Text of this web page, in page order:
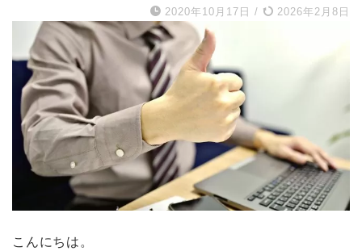
2020年10月17日 / 2026年2月8日
こんにちは。